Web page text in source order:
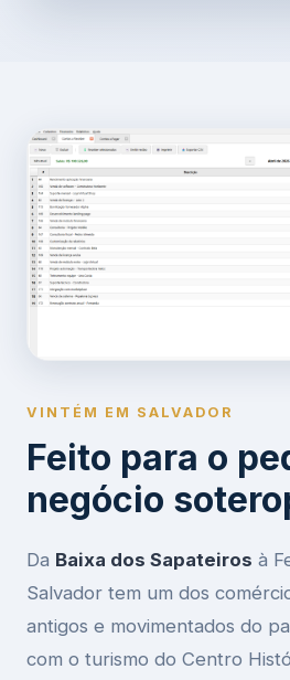
VINTÉM EM SALVADOR
Feito para o
negócio
Da Baixa dos Sapateiros à
Salvador tem um dos
antigos e movimentados do
com o turismo do Centro